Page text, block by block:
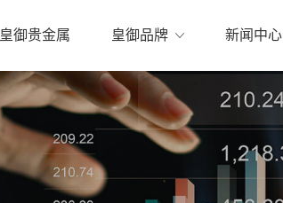
皇御贵金属 皇御品牌 新闻中心